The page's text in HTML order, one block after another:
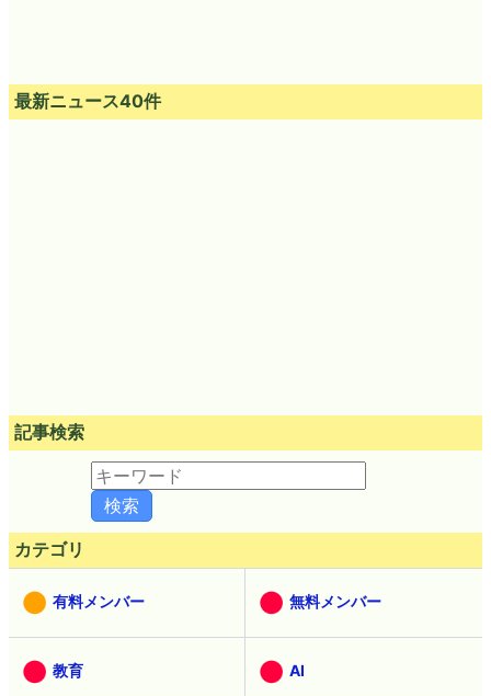
最新ニュース40件
記事検索
カテゴリ
有料メンバー 無料メンバー
教育 AI